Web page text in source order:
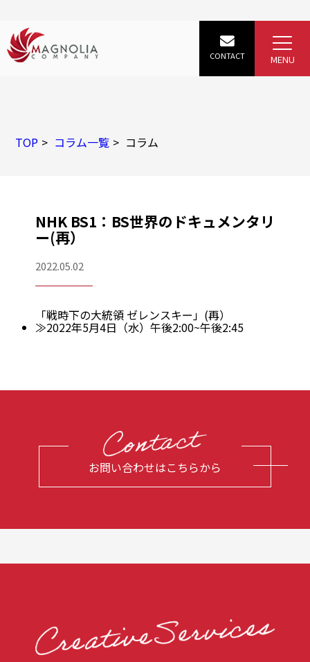
TOP コラム一覧 コラム
NHK BS1：BS世界のドキュメンタリ
ー(再）
2022.05.02
「戦時下の大統領 ゼレンスキー」(再）
≫2022年5月4日（水）午後2:00~午後2:45
お問い合わせはこちらから